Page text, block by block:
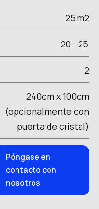
25m2
20 - 25
2
240cm x 100cm
(opcionalmente con
puerta de cristal)
Póngase en
contacto con
nosotros